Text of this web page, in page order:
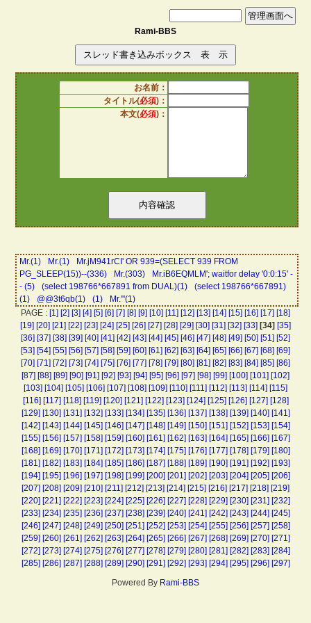
Rami-BBS
お名前：
タイトル(必須)：
本文(必須)：
Mr.(1) Mr.(1)
Mr.jM941rCI' OR 939=(SELECT 939 FROM
PG_SLEEP(15))--(336)
Mr.(303)
Mr.iB6EQMLM'; waitfor delay '0:0:15' -
- (5)
(select 198766*667891 from DUAL)(1)
(select 198766*667891)
(1)
@@3t6qb(1) (1)
Mr.'"(1)
PAGE : [1] [2] [3] [4] [5] [6] [7] [8] [9] [10] [11] [12] [13] [14] [15] [16] [17] [18]
[19] [20] [21] [22] [23] [24] [25] [26] [27] [28] [29] [30] [31] [32] [33] [34] [35]
[36] [37] [38] [39] [40] [41] [42] [43] [44] [45] [46] [47] [48] [49] [50] [51] [52]
[53] [54] [55] [56] [57] [58] [59] [60] [61] [62] [63] [64] [65] [66] [67] [68] [69]
[70] [71] [72] [73] [74] [75] [76] [77] [78] [79] [80] [81] [82] [83] [84] [85] [86]
[87] [88] [89] [90] [91] [92] [93] [94] [95] [96] [97] [98] [99] [100] [101] [102]
[103] [104] [105] [106] [107] [108] [109] [110] [111] [112] [113] [114] [115]
[116] [117] [118] [119] [120] [121] [122] [123] [124] [125] [126] [127] [128]
[129] [130] [131] [132] [133] [134] [135] [136] [137] [138] [139] [140] [141]
[142] [143] [144] [145] [146] [147] [148] [149] [150] [151] [152] [153] [154]
[155] [156] [157] [158] [159] [160] [161] [162] [163] [164] [165] [166] [167]
[168] [169] [170] [171] [172] [173] [174] [175] [176] [177] [178] [179] [180]
[181] [182] [183] [184] [185] [186] [187] [188] [189] [190] [191] [192] [193]
[194] [195] [196] [197] [198] [199] [200] [201] [202] [203] [204] [205] [206]
[207] [208] [209] [210] [211] [212] [213] [214] [215] [216] [217] [218] [219]
[220] [221] [222] [223] [224] [225] [226] [227] [228] [229] [230] [231] [232]
[233] [234] [235] [236] [237] [238] [239] [240] [241] [242] [243] [244] [245]
[246] [247] [248] [249] [250] [251] [252] [253] [254] [255] [256] [257] [258]
[259] [260] [261] [262] [263] [264] [265] [266] [267] [268] [269] [270] [271]
[272] [273] [274] [275] [276] [277] [278] [279] [280] [281] [282] [283] [284]
[285] [286] [287] [288] [289] [290] [291] [292] [293] [294] [295] [296] [297]
Powered By Rami-BBS